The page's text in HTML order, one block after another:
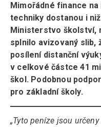
Mimořádné finance na
techniky dostanou i
Ministerstvo školství,
splnilo avizovaný slib,
posílení distanční
v celkové částce 41
škol. Podobnou
pro základní školy.
„Tyto peníze jsou